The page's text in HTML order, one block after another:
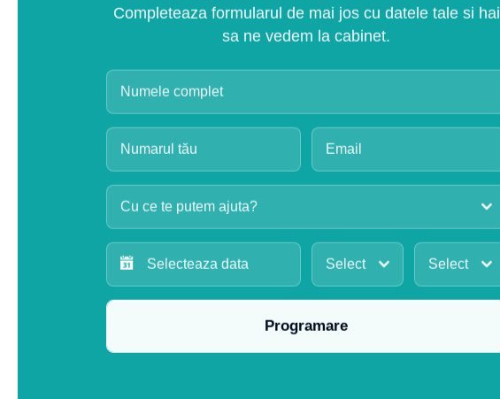
Completeaza formularul de mai jos cu datele tale si hai
sa ne vedem la cabinet.
Cu ce te putem ajuta?
Select Select
Programare